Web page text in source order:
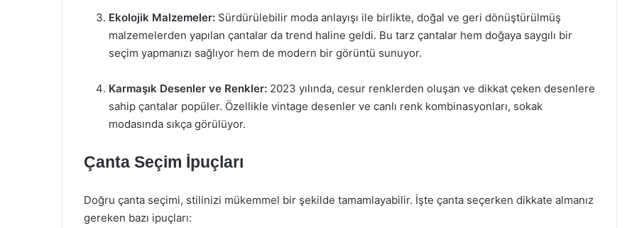
Ekolojik Malzemeler: Sürdürülebilir moda anlayışı ile birlikte, doğal ve geri dönüştürülmüş
malzemelerden yapılan çantalar da trend haline geldi. Bu tarz çantalar hem doğaya saygılı bir
seçim yapmanızı sağlıyor hem de modern bir görüntü sunuyor.
Karmaşık Desenler ve Renkler: 2023 yılında, cesur renklerden oluşan ve dikkat çeken desenlere
sahip çantalar popüler. Özellikle vintage desenler ve canlı renk kombinasyonları, sokak
modasında sıkça görülüyor.
Çanta Seçim İpuçları
Doğru çanta seçimi, stilinizi mükemmel bir şekilde tamamlayabilir. İşte çanta seçerken dikkate almanız
gereken bazı ipuçları: